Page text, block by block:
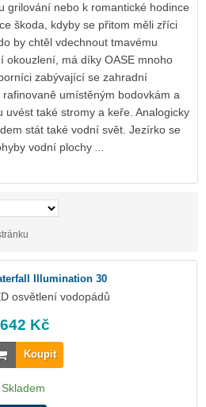
grilování nebo k romantické hodince
škoda, kdyby se přitom měli zříci
by chtěl vdechnout tmavému
okouzlení, má díky OASE mnoho
zabývající se zahradní
umístěným bodovkám a
uvést také stromy a keře. Analogicky
stát také vodní svět. Jezírko se
vodní plochy
Illumination 30
osvětlení vodopádů
Kč
Koupit
Skladem